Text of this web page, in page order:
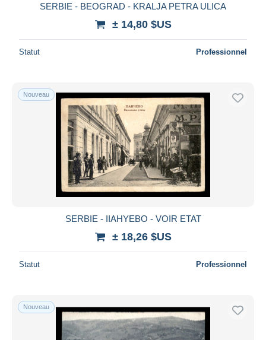
SERBIE - BEOGRAD - KRALJA PETRA ULICA
± 14,80 $US
Statut Professionnel
Nouveau
SERBIE - IIAHYEBO - VOIR ETAT
± 18,26 $US
Statut Professionnel
Nouveau